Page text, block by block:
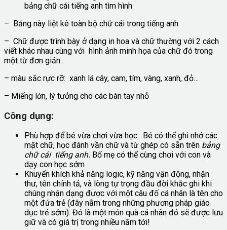
bảng chữ cái tiếng anh tìm hình
– Bảng này liệt kê toàn bộ chữ cái trong tiếng anh
– Chữ được trình bày ở dạng in hoa và chữ thường với 2 cách
viết khác nhau cùng với hình ảnh minh họa của chữ đó trong
một từ đơn giản.
– màu sắc rực rỡ: xanh lá cây, cam, tím, vàng, xanh, đỏ…
– Miếng lớn, lý tưởng cho các bàn tay nhỏ
Công dụng:
Phù hợp để bé vừa chơi vừa học . Bé có thể ghi nhớ các
mặt chữ, học đánh vần chữ và từ ghép có sẵn trên bảng
chữ cái tiếng anh. Bố mẹ có thể cùng chơi với con và
dạy con học sớm
Khuyến khích khả năng logic, kỹ năng vận động, nhận
thư, tên chính tả, và lòng tự trọng đầu đời khắc ghi khi
chúng nhận dạng được với một câu đố cá nhân là tên cho
một đứa trẻ (đây nằm trong những phương pháp giáo
dục trẻ sớm). Đó là một món quà cá nhân đó sẽ được lưu
giữ và có giá trị trong nhiều năm tới!